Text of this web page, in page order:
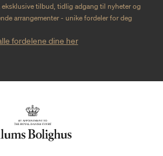
tilbud, tidlig adgang til nyheter og
arrangementer - unike fordeler for deg
fordelene dine her